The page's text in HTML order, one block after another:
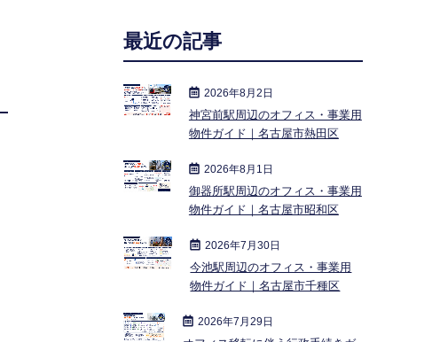
最近の記事
2026年8月2日
神宮前駅周辺のオフィス・事業用
物件ガイド｜名古屋市熱田区
2026年8月1日
御器所駅周辺のオフィス・事業用
物件ガイド｜名古屋市昭和区
2026年7月30日
今池駅周辺のオフィス・事業用
物件ガイド｜名古屋市千種区
2026年7月29日